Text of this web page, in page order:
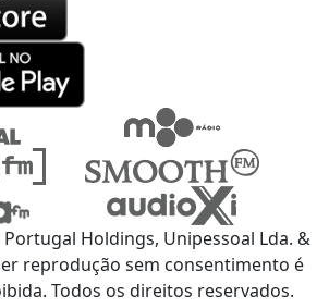
Holdings, Unipessoal Lda. &
reprodução sem consentimento é
Todos os direitos reservados.